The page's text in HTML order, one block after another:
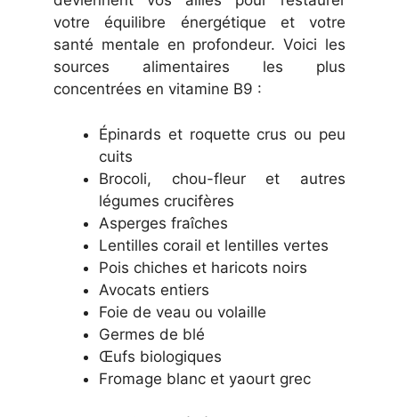
votre équilibre énergétique et votre
santé mentale en profondeur. Voici les
sources alimentaires les plus
concentrées en vitamine B9 :
Épinards et roquette crus ou peu
cuits
Brocoli, chou-fleur et autres
légumes crucifères
Asperges fraîches
Lentilles corail et lentilles vertes
Pois chiches et haricots noirs
Avocats entiers
Foie de veau ou volaille
Germes de blé
Œufs biologiques
Fromage blanc et yaourt grec